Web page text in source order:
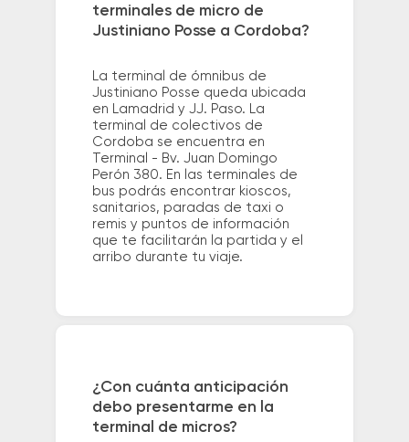
terminales de micro de
Justiniano Posse a Cordoba?
La terminal de ómnibus de
Justiniano Posse queda ubicada
en Lamadrid y JJ. Paso. La
terminal de colectivos de
Cordoba se encuentra en
Terminal - Bv. Juan Domingo
Perón 380. En las terminales de
bus podrás encontrar kioscos,
sanitarios, paradas de taxi o
remis y puntos de información
que te facilitarán la partida y el
arribo durante tu viaje.
¿Con cuánta anticipación
debo presentarme en la
terminal de micros?